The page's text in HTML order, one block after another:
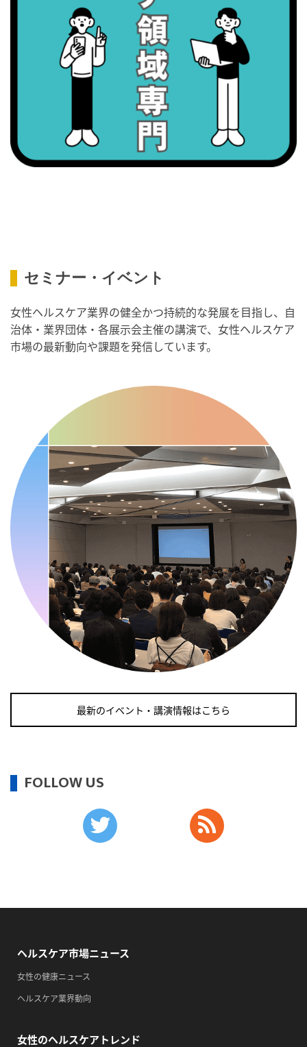
・職場の健康診断実施強化月間
2026/09/08(火)
・がん征圧月間
・世界アルツハイマー月間
・職場の健康診断実施強化月間
・スッキリ美腸の日
・歯ヂカラ探究月間
・人口内耳の日
・骨盤臓器脱 克服の日
・世界アルツハイマー月間
・健康増進普及月間
・歯ヂカラ探究月間
・職場の健康診断実施強化月間
・自殺予防週間
・世界自殺予防デー
・日本骨髄増殖性腫瘍の日
・知的障害者愛護デー
・糖化の日
2026/09/11(金)
・がん征圧月間
・世界アルツハイマー月間
・健康増進普及月間
・歯ヂカラ探究月間
・自殺予防週間
・健康増進普及月間
・歯ヂカラ探究月間
・職場の健康診断実施強化月間
・健康増進普及月間
・歯ヂカラ探究月間
・職場の健康診断実施強化月間
・一汁三菜の日
セミナー・イベント
女性ヘルスケア業界の健全かつ持続的な発展を目指し、自
治体・業界団体・各展示会主催の講演で、女性ヘルスケア
市場の最新動向や課題を発信しています。
最新のイベント・講演情報はこちら
FOLLOW US
ヘルスケア市場ニュース
女性の健康ニュース
ヘルスケア業界動向
女性のヘルスケアトレンド